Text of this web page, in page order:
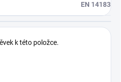
EN 14183
k této položce.